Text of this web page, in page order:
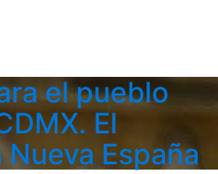
el pueblo
El
España